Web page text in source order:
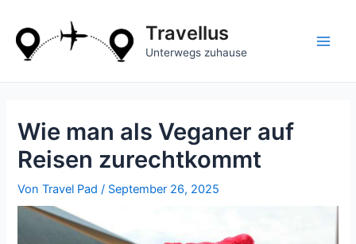
Inhalt
springen
Travellus
Unterwegs zuhause
Wie man als Veganer auf
Reisen zurechtkommt
VonTravel Pad/ September 26, 2025